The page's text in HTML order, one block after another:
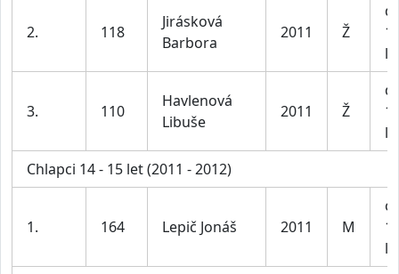
2. 118
Jirásková
Barbora
2011 Ž
3. 110
Havlenová
Libuše
2011 Ž
Chlapci 14 - 15 let (2011 - 2012)
1. 164 Lepič Jonáš 2011 M